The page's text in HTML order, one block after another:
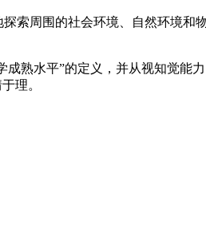
索周围的社会环境、自然环境和
熟水平”的定义，并从视知觉能
理。